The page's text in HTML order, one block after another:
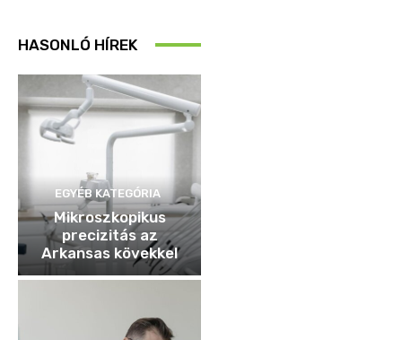
HASONLÓ HÍREK
EGYÉB KATEGÓRIA
Mikroszkopikus
precizitás az
Arkansas kövekkel